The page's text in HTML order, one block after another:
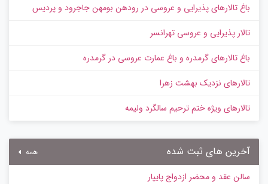
باغ تالارهای پذیرایی و عروسی در رودهن بومهن جاجرود و پردیس
تالار پذیرایی و عروسی تهرانسر
باغ تالارهای گرمدره و باغ عمارت عروسی در گرمدره
تالارهای نزدیک بهشت زهرا
تالارهای ویژه ختم ترحیم سالگرد ولیمه
آخرین های ثبت شده همه
سالن عقد و محضر ازدواج پایپار